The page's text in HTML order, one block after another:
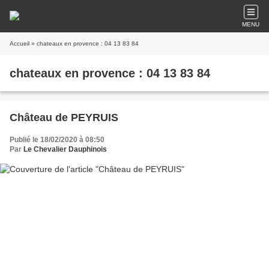
MENU
Accueil » chateaux en provence : 04 13 83 84
chateaux en provence : 04 13 83 84
Château de PEYRUIS
Publié le 18/02/2020 à 08:50
Par Le Chevalier Dauphinois